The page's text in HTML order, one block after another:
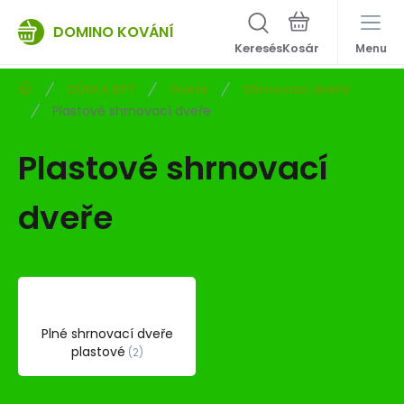
DOMINO KOVÁNÍ
Keresés Menu
DŮM A BYT Dveře
Shrnovací dveře
Plastové shrnovací dveře
Plastové shrnovací
dveře
Plné shrnovací dveře
plastové 2